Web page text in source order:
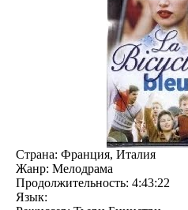
Страна: Франция, Италия
Жанр: Мелодрама
Продолжительность: 4:43:22
Язык: